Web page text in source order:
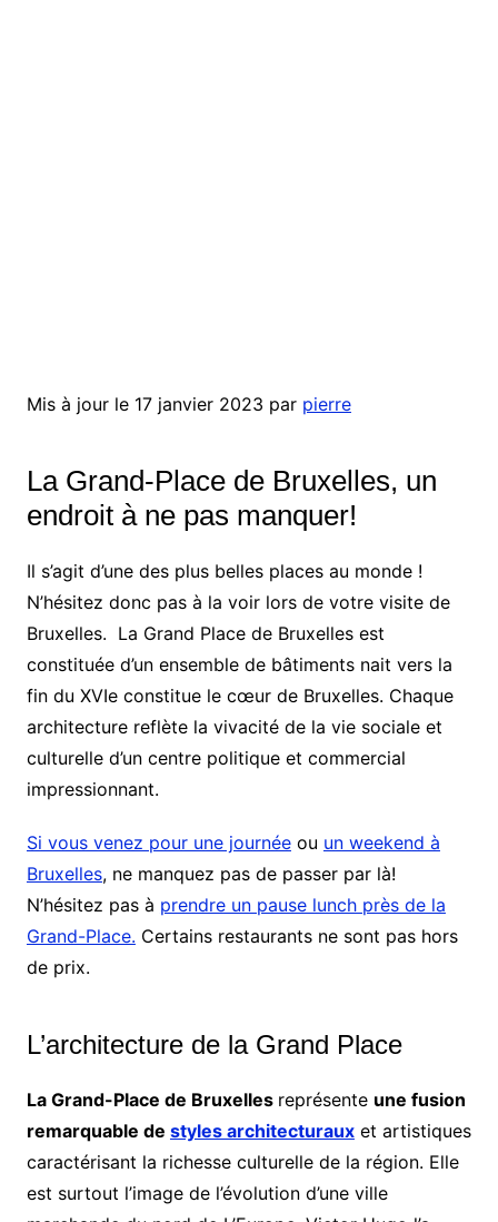
Mis à jour le 17 janvier 2023 par pierre
La Grand-Place de Bruxelles, un
endroit à ne pas manquer!
Il s’agit d’une des plus belles places au monde !
N’hésitez donc pas à la voir lors de votre visite de
Bruxelles. La Grand Place de Bruxelles est
constituée d’un ensemble de bâtiments nait vers la
fin du XVIe constitue le cœur de Bruxelles. Chaque
architecture reflète la vivacité de la vie sociale et
culturelle d’un centre politique et commercial
impressionnant.
Si vous venez pour une journéeou un weekend à
Bruxelles, ne manquez pas de passer par là!
N’hésitez pas à prendre un pause lunch près de la
Grand-Place. Certains restaurants ne sont pas hors
de prix.
L’architecture de la Grand Place
La Grand-Place de Bruxelles représente une fusion
remarquable de styles architecturauxet artistiques
caractérisant la richesse culturelle de la région. Elle
est surtout l’image de l’évolution d’une ville